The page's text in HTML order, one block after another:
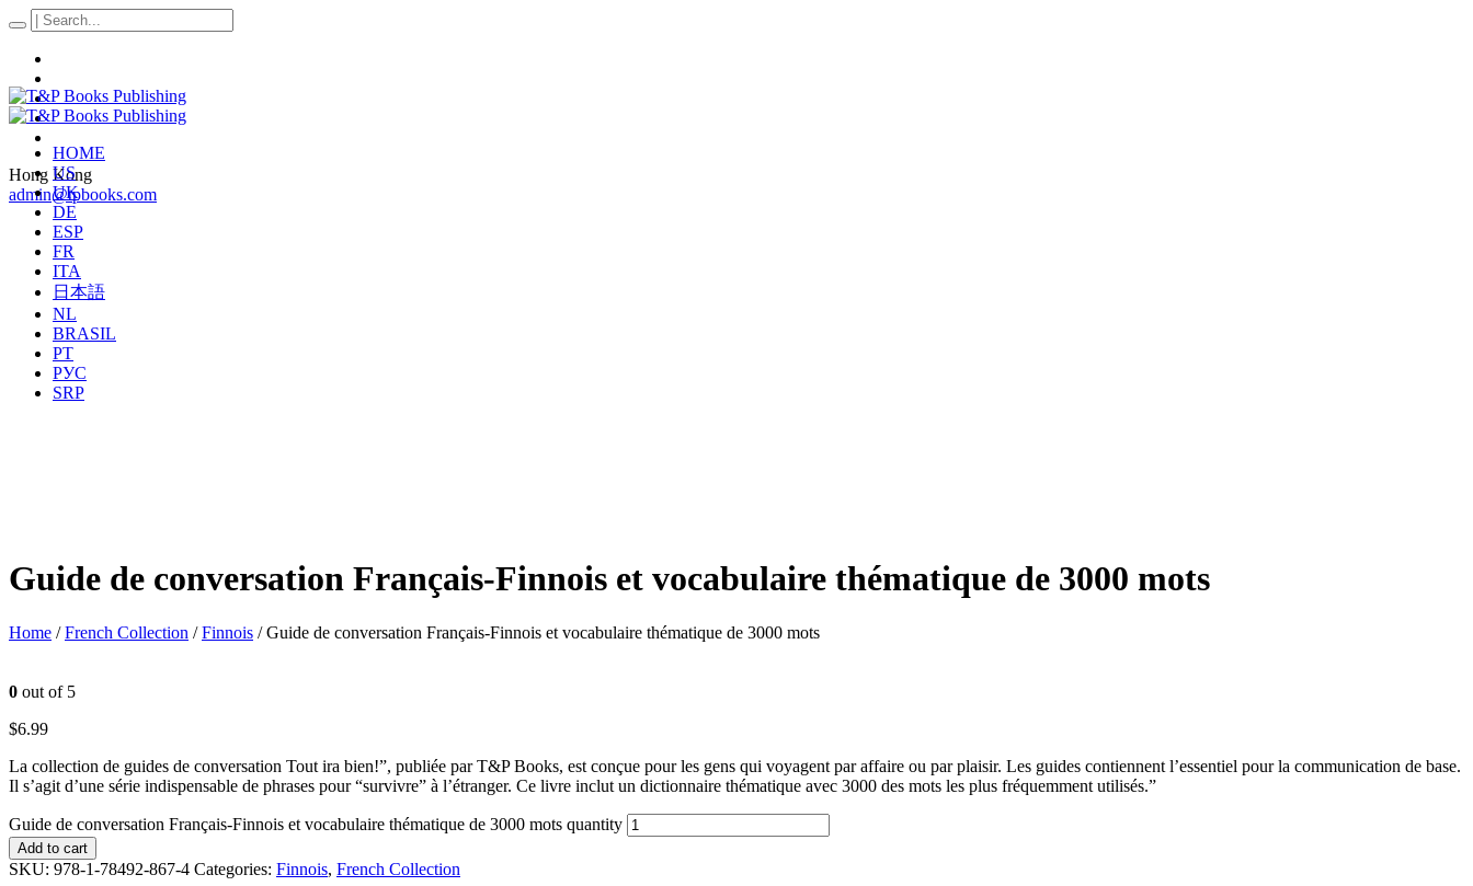
Hong Kong
admin@tpbooks.com
HOME
US
UK
DE
ESP
FR
ITA
日本語
NL
BRASIL
PT
РУС
SRP
Guide de conversation Français-Finnois et vocabulaire thématique de 3000 mots
Home /French Collection /Finnois / Guide de conversation Français-Finnois et vocabulaire thématique de 3000 mots
0 out of 5
$6.99
La collection de guides de conversation Tout ira bien!”, publiée par T&P Books, est conçue pour les gens qui voyagent par affaire ou par plaisir. Les guides contiennent l’essentiel pour la communication de base.
Il s’agit d’une série indispensable de phrases pour “survivre” à l’étranger. Ce livre inclut un dictionnaire thématique avec 3000 des mots les plus fréquemment utilisés.”
Guide de conversation Français-Finnois et vocabulaire thématique de 3000 mots quantity
Add to cart
SKU: 978-1-78492-867-4 Categories: Finnois, French Collection